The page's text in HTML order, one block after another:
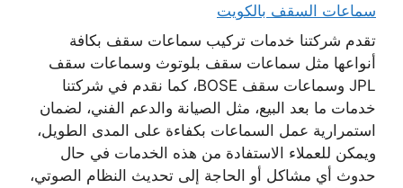
سماعات السقف بالكويت
تقدم شركتنا خدمات تركيب سماعات سقف بكافة
أنواعها مثل سماعات سقف بلوتوث وسماعات سقف
JPL وسماعات سقف BOSE، كما نقدم في شركتنا
خدمات ما بعد البيع، مثل الصيانة والدعم الفني، لضمان
استمرارية عمل السماعات بكفاءة على المدى الطويل،
ويمكن للعملاء الاستفادة من هذه الخدمات في حال
حدوث أي مشاكل أو الحاجة إلى تحديث النظام الصوتي،